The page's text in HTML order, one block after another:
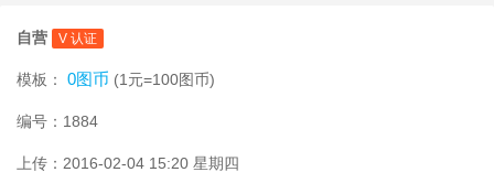
自营 V 认证
模板： 0图币 (1元=100图币)
编号：1884
上传：2016-02-04 15:20 星期四